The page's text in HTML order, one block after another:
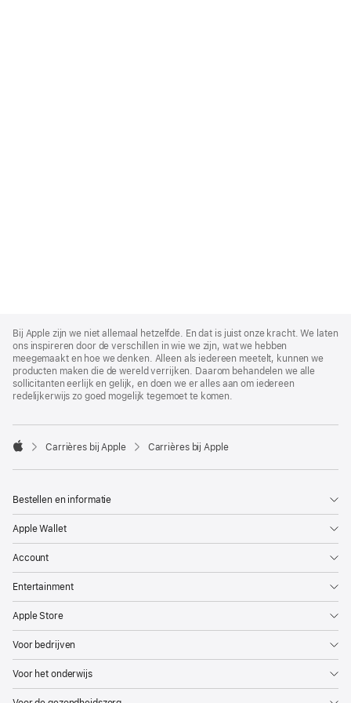
Footer
Bij Apple zijn we niet allemaal hetzelfde. En dat is juist onze kracht. We laten
ons inspireren door de verschillen in wie we zijn, wat we hebben
meegemaakt en hoe we denken. Alleen als iedereen meetelt, kunnen we
producten maken die de wereld verrijken. Daarom behandelen we alle
sollicitanten eerlijk en gelijk, en doen we er alles aan om iedereen
redelijkerwijs zo goed mogelijk tegemoet te komen.

Carrières bij Apple Carrières bij Apple
Bestellen en informatie
Apple Wallet
Account
Entertainment
Apple Store
Voor bedrijven
Voor het onderwijs